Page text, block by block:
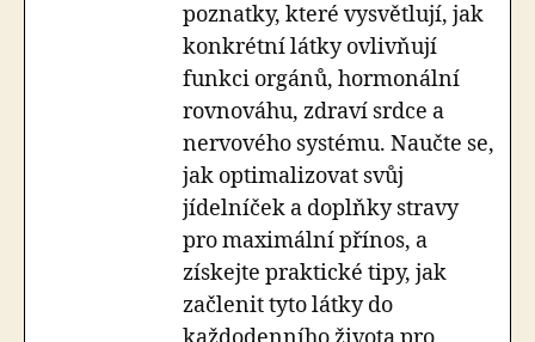
poznatky, které vysvětlují, jak
konkrétní látky ovlivňují
funkci orgánů, hormonální
rovnováhu, zdraví srdce a
nervového systému. Naučte se,
jak optimalizovat svůj
jídelníček a doplňky stravy
pro maximální přínos, a
získejte praktické tipy, jak
začlenit tyto látky do